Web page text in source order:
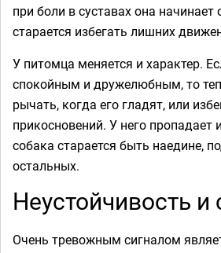
при боли в суставах она начинает
старается избегать лишних
У питомца меняется и характер.
спокойным и дружелюбным, то
рычать, когда его гладят, или
прикосновений. У него пропадает
собака старается быть наедине,
остальных.
Неустойчивость и
Очень тревожным сигналом